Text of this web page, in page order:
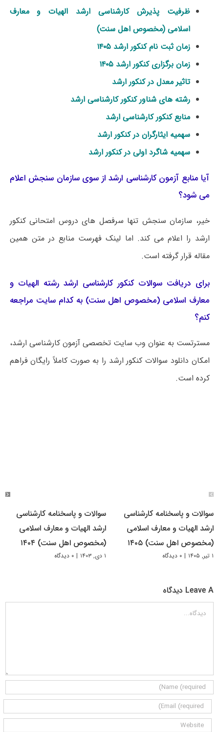
ظرفیت پذیرش کارشناسی ارشد الهیات و معارف
اسلامی (مخصوص اهل سنت)
زمان ثبت نام کنکور ارشد ۱۴۰۵
زمان برگزاری کنکور ارشد ۱۴۰۵
تاثیر معدل در کنکور ارشد
رشته های شناور کنکور کارشناسی ارشد
منابع کنکور کارشناسی ارشد
سهمیه ایثارگران در کنکور ارشد
سهمیه شاگرد اولی در کنکور ارشد
آیا منابع آزمون کارشناسی ارشد از سوی سازمان سنجش اعلام
می شود؟
خیر، سازمان سنجش تنها سرفصل های دروس امتحانی کنکور
ارشد را اعلام می کند. اما لینک فهرست منابع در متن همین
مقاله قرار گرفته است.
برای دریافت سوالات کنکور کارشناسی ارشد رشته الهیات و
معارف اسلامی (مخصوص اهل سنت) به کدام سایت مراجعه
کنم؟
مسترتست به عنوان وب سایت تخصصی آزمون کارشناسی ارشد،
امکان دانلود سوالات کنکور ارشد را به صورت کاملاً رایگان فراهم
کرده است.
سوالات و پاسخنامه کارشناسی
ارشد الهیات و معارف اسلامی
(مخصوص اهل سنت) ۱۴۰۵
۱ تیر, ۱۴۰۵ | ۰ دیدگاه
سوالات و پاسخنامه کارشناسی
ارشد الهیات و معارف اسلامی
(مخصوص اهل سنت) ۱۴۰۴
۱ دی, ۱۴۰۳ | ۰ دیدگاه
Leave A دیدگاه
دیدگاه